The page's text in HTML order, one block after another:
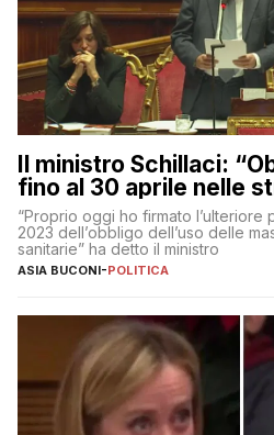
Il ministro Schillaci:
fino al 30 aprile nelle
“Proprio oggi ho firmato
2023 dell’obbligo dell’uso delle
sanitarie” ha detto il ministro
ASIA BUCONI-POLITICA